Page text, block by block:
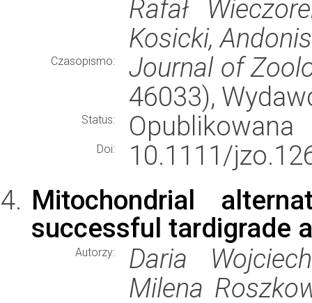
Rafał
Kosicki,
Czasopismo:
Journal of
46033),
Status: Opublikowana
Doi:
10.1111/
Mitochondrial
successful tardigrade
Autorzy:
Daria
Milena